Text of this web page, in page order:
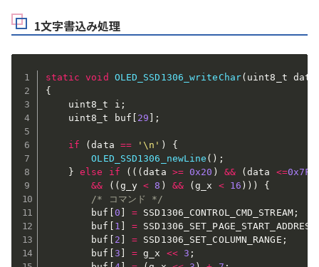
1文字書込み処理
static void OLED_SSD1306_writeChar( uint8_t data
{
    uint8_t i
;
    uint8_t buf
[ 29 ] ;
if (data == '\n' )
{
OLED_SSD1306_newLine ( ) ;
}
else if ( ( (data >= 0x20 ) && (data <=0x7F
&&
( (g_y < 8 ) && (g_x < 16 ) ) )
{
/* コマンド */
        buf
[0 ] = SSD1306_CONTROL_CMD_STREAM;
        buf
[ 1 ] =
        buf
[ 2 ] = SSD1306_SET_COLUMN_RANGE ;
        buf
[3 ] = g_x << 3 ;